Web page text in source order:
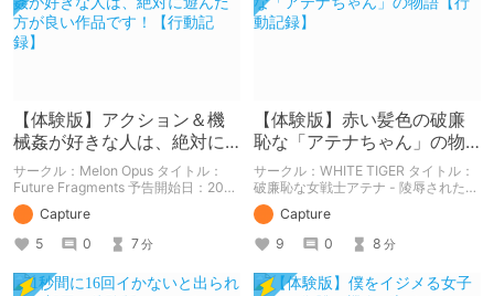
【体験版】アクション＆機
械姦が好きな人は、絶対に
遊んだ方が良い作品です！
【行動記録】
サークル：Melon Opus タイトル：
Future Fragments 予告開始日：2021
年08月13日 作品販売日：- 予告作品
の体験版の内容を中心に紹介している
まとめ記事です。 体験版の「ネタバ
レ」を含んだ内容をまとめているの
で、苦手な方は注意して下さい。
Capture
5
0 7分
【体験版】赤い髪色の破廉
恥な「アテナちゃん」の物
語【行動記録】
サークル：WHITE TIGER タイトル：
破廉恥な女戦士アテナ - 陵辱された乙
女た(体験版) 予告開始日：2020年12
月09日 予告作品の体験版の内容を中
心に紹介しているまとめ記事です。
体験版の「ネタバレ」を含んだ内容を
まとめているので、苦手な方は注意し
て下さい。
Capture
9
0 8 分